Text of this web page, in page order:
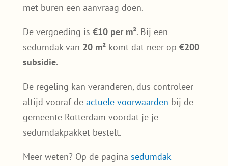
met buren een aanvraag doen.
De vergoeding is €10 per m². Bij een
sedumdak van 20 m²komt dat neer op €200
subsidie.
De regeling kan veranderen, dus controleer
altijd vooraf de actuele voorwaarden bij de
gemeente Rotterdam voordat je je
sedumdakpakket bestelt.
Meer weten? Op de pagina sedumdak